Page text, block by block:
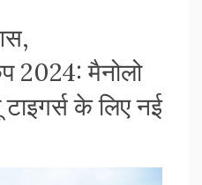
2024: मैनोलो
के लिए नई